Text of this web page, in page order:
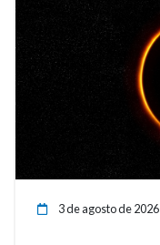
3 de agosto de 2026